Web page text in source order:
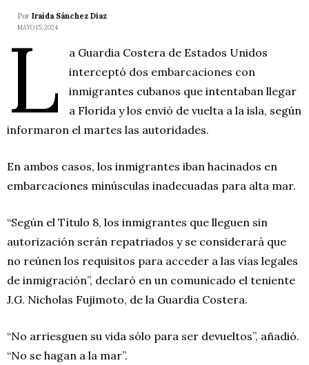
Por Iraida Sánchez Díaz
MAYO 15, 2024
L
a Guardia Costera de Estados Unidos
interceptó dos embarcaciones con
inmigrantes cubanos que intentaban llegar
a Florida y los envió de vuelta a la isla, según
informaron el martes las autoridades.
En ambos casos, los inmigrantes iban hacinados en
embarcaciones minúsculas inadecuadas para alta mar.
“Según el Título 8, los inmigrantes que lleguen sin
autorización serán repatriados y se considerará que
no reúnen los requisitos para acceder a las vías legales
de inmigración”, declaró en un comunicado el teniente
J.G. Nicholas Fujimoto, de la Guardia Costera.
“No arriesguen su vida sólo para ser devueltos”, añadió.
“No se hagan a la mar”.